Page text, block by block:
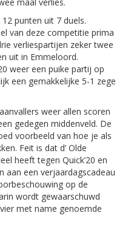
punten uit 7 duels.
van deze competitie prima
verliespartijen zeker twee
uit in Emmeloord.
weer een puike partij op
een gemakkelijke 5-1 zege
weer allen scoren
gedegen middenveld. De
voorbeeld van hoe je als
Feit is dat d’ Olde
heeft tegen Quick’20 en
aan een verjaardagscadeau
op de
wordt gewaarschuwd
met name genoemde